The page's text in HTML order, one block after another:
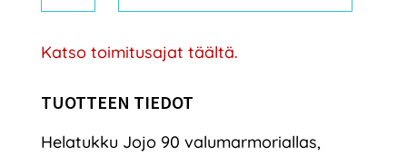
valumarmoriallas,
määrä
Katso toimitusajat täältä.
TUOTTEEN TIEDOT
Helatukku Jojo 90 valumarmoriallas,